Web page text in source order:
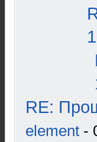
RE:
element -